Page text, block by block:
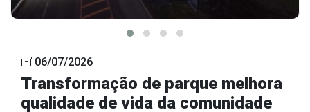
06/07/2026
Transformação de parque melhora
qualidade de vida da comunidade